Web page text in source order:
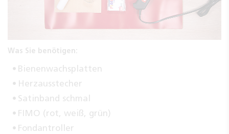
Was Sie benötigen:
Bienenwachsplatten
Herzausstecher
Satinband schmal
FIMO (rot, weiß, grün)
Fondantroller